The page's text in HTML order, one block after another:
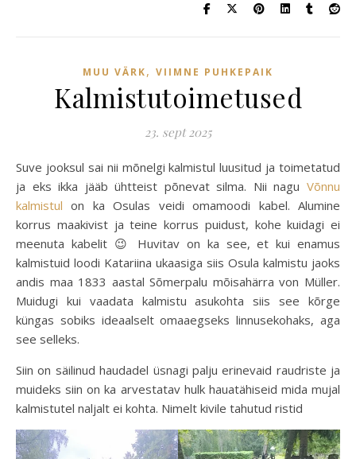
MUU VÄRK, VIIMNE PUHKEPAIK
Kalmistutoimetused
23. sept 2025
Suve jooksul sai nii mõnelgi kalmistul luusitud ja toimetatud
ja eks ikka jääb ühtteist põnevat silma. Nii nagu Võnnu
kalmistul on ka Osulas veidi omamoodi kabel. Alumine
korrus maakivist ja teine korrus puidust, kohe kuidagi ei
meenuta kabelit 😉 Huvitav on ka see, et kui enamus
kalmistuid loodi Katariina ukaasiga siis Osula kalmistu jaoks
andis maa 1833 aastal Sõmerpalu mõisahärra von Müller.
Muidugi kui vaadata kalmistu asukohta siis see kõrge
küngas sobiks ideaalselt omaaegseks linnusekohaks, aga
see selleks.
Siin on säilinud haudadel üsnagi palju erinevaid raudriste ja
muideks siin on ka arvestatav hulk hauatähiseid mida mujal
kalmistutel naljalt ei kohta. Nimelt kivile tahutud ristid